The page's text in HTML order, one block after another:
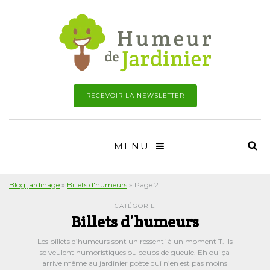
RECEVOIR LA NEWSLETTER
MENU
Blog jardinage » Billets d'humeurs » Page 2
CATÉGORIE
Billets d’humeurs
Les billets d’humeurs sont un ressenti à un moment T. Ils
se veulent humoristiques ou coups de gueule. Eh oui ça
arrive même au jardinier poète qui n’en est pas moins